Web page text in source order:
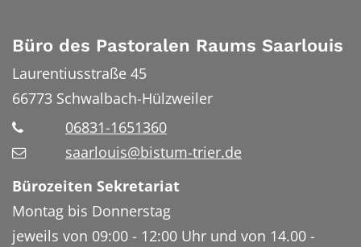
Büro des Pastoralen Raums Saarlouis
Laurentiusstraße 45
66773 Schwalbach-Hülzweiler
06831-1651360
saarlouis@bistum-trier.de
Bürozeiten Sekretariat
Montag bis Donnerstag
jeweils von 09:00 - 12:00 Uhr und von 14.00 -